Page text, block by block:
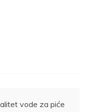
vode za piće